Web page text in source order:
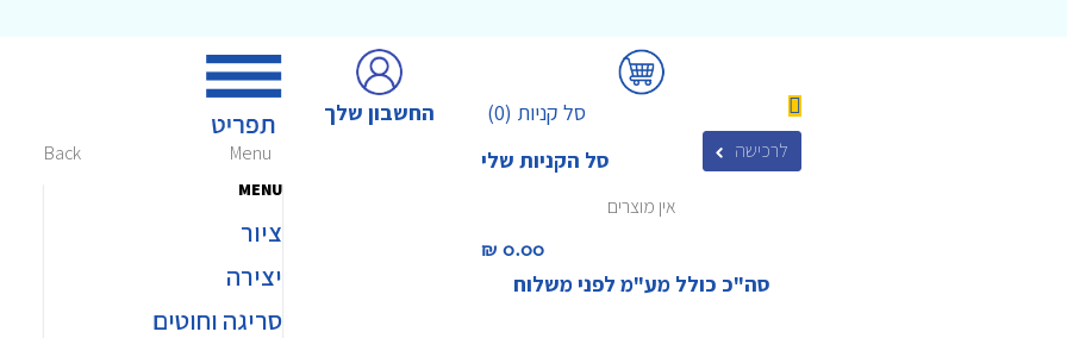
Menu
Back
MENU
ציור
יצירה
סריגה וחוטים
החשבון שלך (0) סל קניות
סל הקניות שלי
לרכישה
אין מוצרים
0.00 ₪‎
סה"כ כולל מע"מ לפני משלוח